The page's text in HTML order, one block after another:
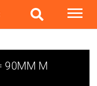
90MM M